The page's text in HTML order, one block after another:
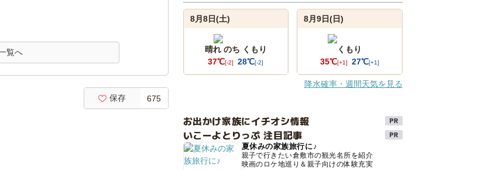
覧へ
保存 675
8月8日(土)
晴れ のち くもり
37℃[-2] 28℃[-2]
8月9日(日)
くもり
35℃[+1] 27℃[+1]
降水確率・週間天気を見る
お出かけ家族にイチオシ情報
いこーよとりっぷ 注目記事
夏休みの家族旅行に♪
親子で行きたい倉敷市の観光名所を紹介
映画のロケ地巡り＆親子向けの体験充実